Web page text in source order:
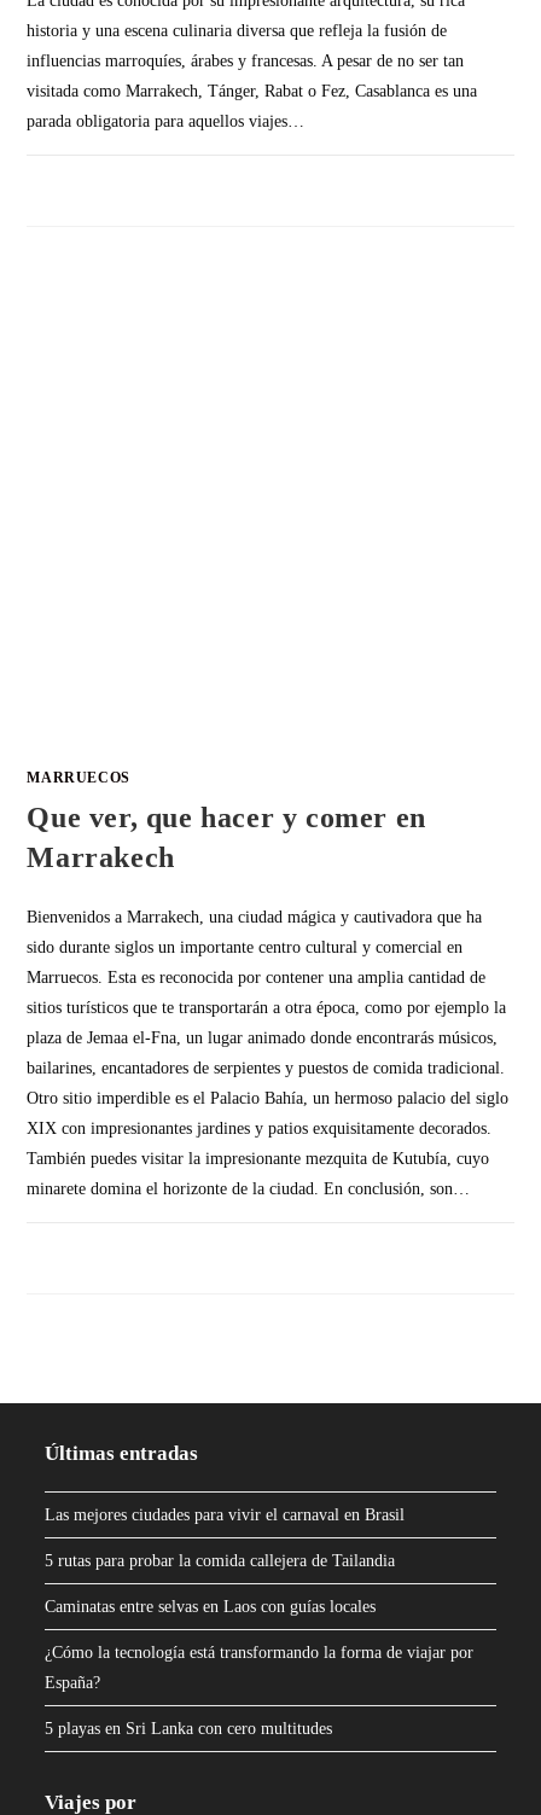
historia y una escena culinaria diversa que refleja la fusión de
influencias marroquíes, árabes y francesas. A pesar de no ser tan
visitada como Marrakech, Tánger, Rabat o Fez, Casablanca es una
parada obligatoria para aquellos viajes…
MARRUECOS
Que ver, que hacer y comer en
Marrakech
Bienvenidos a Marrakech, una ciudad mágica y cautivadora que ha
sido durante siglos un importante centro cultural y comercial en
Marruecos. Esta es reconocida por contener una amplia cantidad de
sitios turísticos que te transportarán a otra época, como por ejemplo la
plaza de Jemaa el-Fna, un lugar animado donde encontrarás músicos,
bailarines, encantadores de serpientes y puestos de comida tradicional.
Otro sitio imperdible es el Palacio Bahía, un hermoso palacio del siglo
XIX con impresionantes jardines y patios exquisitamente decorados.
También puedes visitar la impresionante mezquita de Kutubía, cuyo
minarete domina el horizonte de la ciudad. En conclusión, son…
Últimas entradas
Las mejores ciudades para vivir el carnaval en Brasil
5 rutas para probar la comida callejera de Tailandia
Caminatas entre selvas en Laos con guías locales
¿Cómo la tecnología está transformando la forma de viajar por
España?
5 playas en Sri Lanka con cero multitudes
Viajes por